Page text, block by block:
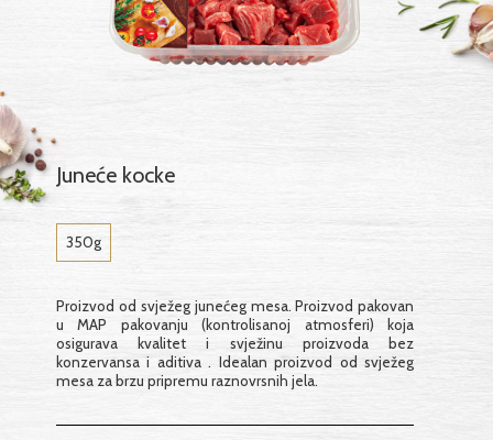
Juneće kocke
350g
Proizvod od svježeg junećeg mesa. Proizvod pakovan
u MAP pakovanju (kontrolisanoj atmosferi) koja
osigurava kvalitet i svježinu proizvoda bez
konzervansa i aditiva . Idealan proizvod od svježeg
mesa za brzu pripremu raznovrsnih jela.